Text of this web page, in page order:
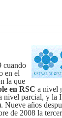
cuando
en el
la que
en RSC a nivel
nivel parcial, y la
Nueve años
de 2008 la